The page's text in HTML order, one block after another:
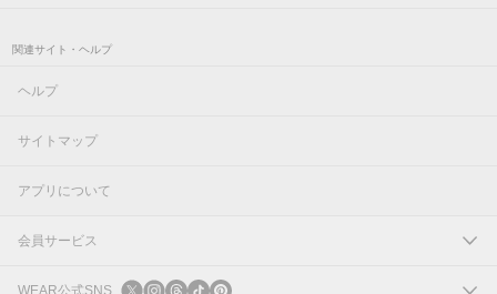
関連サイト・ヘルプ
ヘルプ
サイトマップ
アプリについて
会員サービス
ログイン
WEAR公式SNS